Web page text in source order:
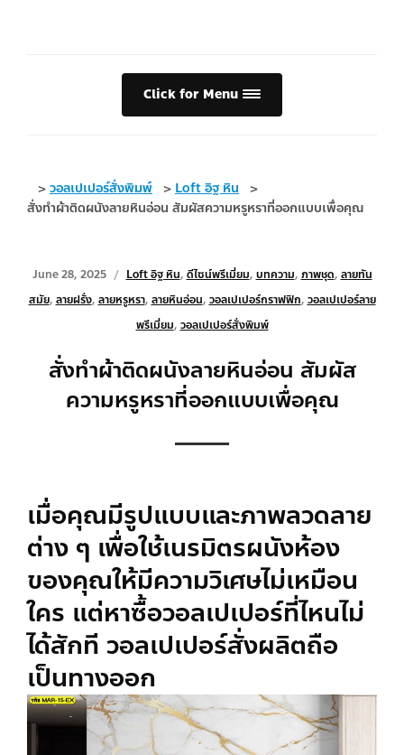
Click for Menu
>วอลเปเปอร์สั่งพิมพ์ > Loft อิฐ หิน
>
สั่งทำผ้าติดผนังลายหินอ่อน สัมผัสความหรูหราที่ออกแบบเพื่อคุณ
June 28, 2025 Loft อิฐ หิน, ดีไซน์พรีเมี่ยม, บทความ, ภาพชุด, ลายทัน
สมัย, ลายฝรั่ง, ลายหรูหรา, ลายหินอ่อน, วอลเปเปอร์กราฟฟิก, วอลเปเปอร์ลาย
พรีเมี่ยม, วอลเปเปอร์สั่งพิมพ์
สั่งทำผ้าติดผนังลายหินอ่อน สัมผัส
ความหรูหราที่ออกแบบเพื่อคุณ
เมื่อคุณมีรูปแบบและภาพลวดลาย
ต่าง ๆ เพื่อใช้เนรมิตรผนังห้อง
ของคุณให้มีความวิเศษไม่เหมือน
ใคร แต่หาซื้อวอลเปเปอร์ที่ไหนไม่
ได้สักที วอลเปเปอร์สั่งผลิตถือ
เป็นทางออก